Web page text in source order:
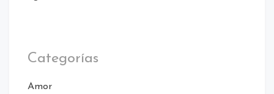
Categorías
Amor